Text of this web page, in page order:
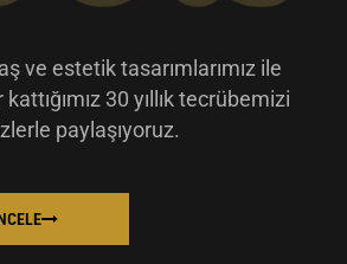
ve estetik tasarımlarımız ile
30 yıllık tecrübemizi
paylaşıyoruz.